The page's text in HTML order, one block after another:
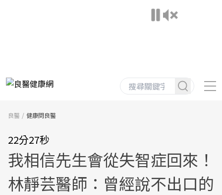
良醫 健康問良醫
22分27秒
我相信先生會從失智症回來！
林靜芸醫師：曾經說不出口的